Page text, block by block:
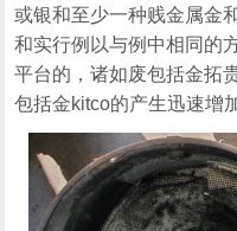
或银和至少一种贱金属金
和实行例以与例中相同的
平台的，诸如废包括金拓
包括金kitco的产生迅速增